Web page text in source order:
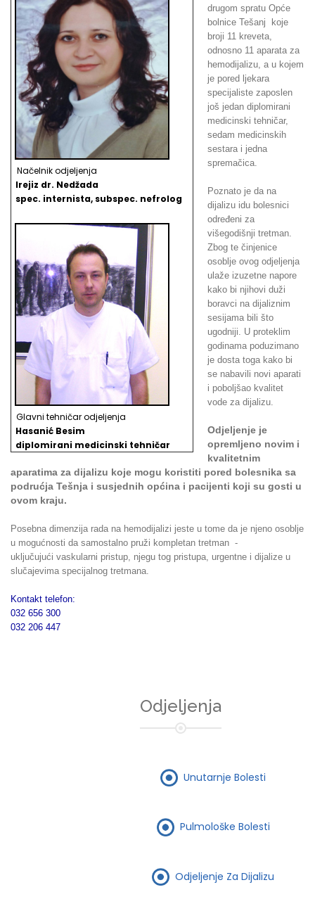
Načelnik odjeljenja
Irejiz dr. Nedžada
spec. internista, subspec. nefrolog
Glavni tehničar odjeljenja
Hasanić Besim
diplomirani medicinski tehničar
drugom spratu Opće
bolnice Tešanj koje
broji 11 kreveta,
odnosno 11 aparata za
hemodijalizu, a u kojem
je pored ljekara
specijaliste zaposlen
još jedan diplomirani
medicinski tehničar,
sedam medicinskih
sestara i jedna
spremačica.
Poznato je da na
dijalizu idu bolesnici
određeni za
višegodišnji tretman.
Zbog te činjenice
osoblje ovog odjeljenja
ulaže izuzetne napore
kako bi njihovi duži
boravci na dijaliznim
sesijama bili što
ugodniji. U proteklim
godinama poduzimano
je dosta toga kako bi
se nabavili novi aparati
i poboljšao kvalitet
vode za dijalizu.
Odjeljenje je
opremljeno novim i
kvalitetnim
aparatima za dijalizu koje mogu koristiti pored bolesnika sa
podrućja Tešnja i susjednih općina i pacijenti koji su gosti u
ovom kraju.
Posebna dimenzija rada na hemodijalizi jeste u tome da je njeno osoblje
u mogućnosti da samostalno pruži kompletan tretman -
uključujući vaskularni pristup, njegu tog pristupa, urgentne i dijalize u
slučajevima specijalnog tretmana.
Kontakt telefon:
032 656 300
032 206 447
Odjeljenja
Unutarnje Bolesti
Pulmološke Bolesti
Odjeljenje Za Dijalizu